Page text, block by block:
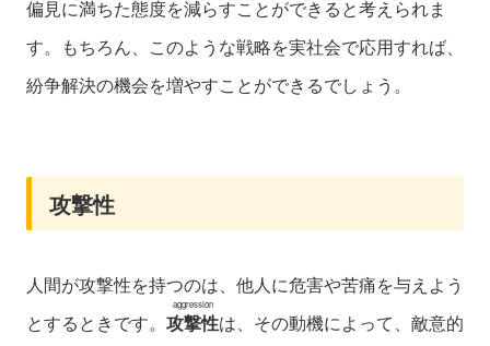
偏見に満ちた態度を減らすことができると考えられま
す。もちろん、このような戦略を実社会で応用すれば、
紛争解決の機会を増やすことができるでしょう。
攻撃性
人間が攻撃性を持つのは、他人に危害や苦痛を与えよう
とするときです。 攻撃性
aggression
は、その動機によって、敵意的